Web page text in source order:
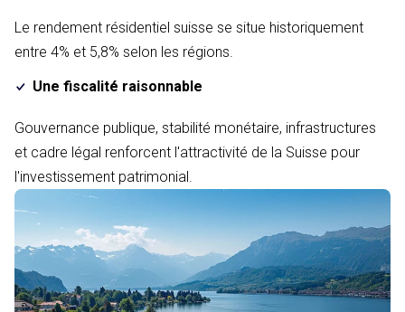
Le rendement résidentiel suisse se situe historiquement
entre 4% et 5,8% selon les régions.
Une fiscalité raisonnable
Gouvernance publique, stabilité monétaire, infrastructures
et cadre légal renforcent l'attractivité de la Suisse pour
l'investissement patrimonial.